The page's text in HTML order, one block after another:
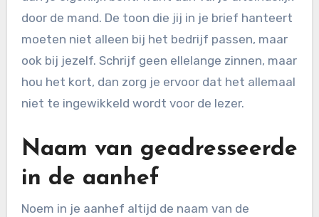
door de mand. De toon die jij in je brief hanteert
moeten niet alleen bij het bedrijf passen, maar
ook bij jezelf. Schrijf geen ellelange zinnen, maar
hou het kort, dan zorg je ervoor dat het allemaal
niet te ingewikkeld wordt voor de lezer.
Naam van geadresseerde
in de aanhef
Noem in je aanhef altijd de naam van de